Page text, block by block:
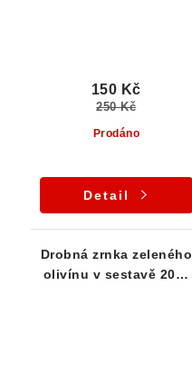
Prodáno
150 Kč
250 Kč
Detail
Drobná zrnka zeleného
olivínu v sestavě 20-ti